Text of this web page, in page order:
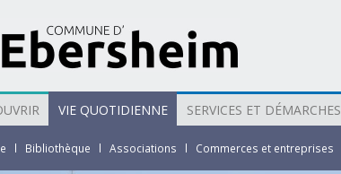
VIE QUOTIDIENNE SERVICES ET DÉMARCHES
Bibliothèque Associations Commerces et entreprises